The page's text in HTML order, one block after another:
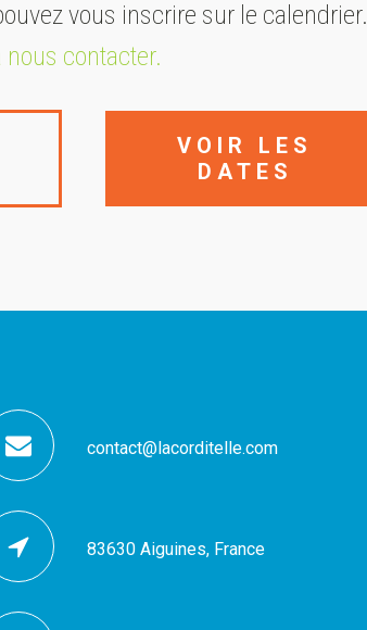
vous inscrire sur le calendrier.
nous contacter.
VOIR LES
DATES
contact@lacorditelle.com
83630 Aiguines, France